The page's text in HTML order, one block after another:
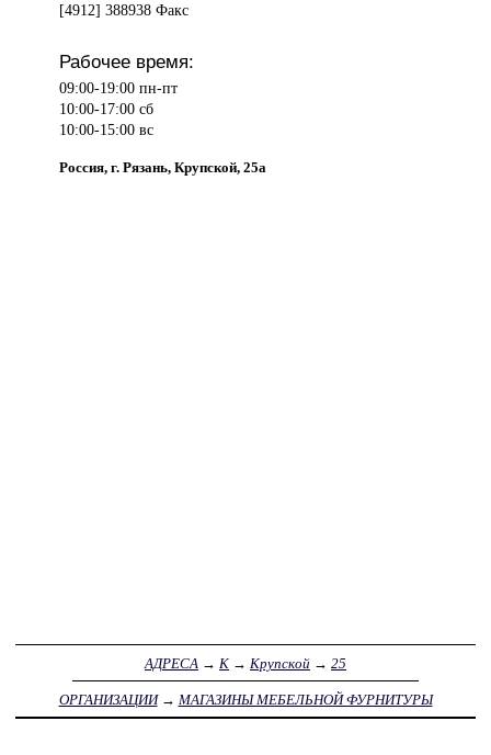
[4912] 388938 Факс
Рабочее время:
09:00-19:00 пн-пт
10:00-17:00 сб
10:00-15:00 вс
Россия, г. Рязань, Крупской, 25а
АДРЕСА → К → Крупской → 25
ОРГАНИЗАЦИИ→ МАГАЗИНЫ МЕБЕЛЬНОЙ ФУРНИТУРЫ